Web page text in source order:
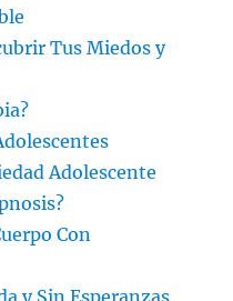
Tus Miedos y
Adolescente
Con